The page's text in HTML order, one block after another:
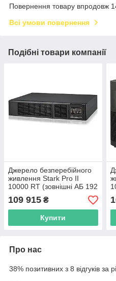
Повернення товару впродовж
Всі умови повернення
Подібні товари компанії
Джерело безперебійного
живлення Stark Pro II
10000 RT (зовнішні АБ 192
~ 240 В, ЗП 4А)
109 915 ₴
Купити
Про нас
38% позитивних з 8 відгуків за